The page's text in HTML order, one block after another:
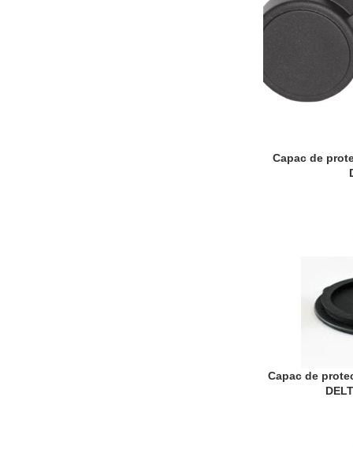
ADAUGĂ ÎN COȘ
Capac de
ADAUGĂ ÎN COȘ
Capac de